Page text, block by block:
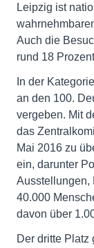
Leipzig ist
Auch die
rund 18
In der
an den 100.
vergeben. Mit
das
Mai 2016 zu
ein, darunter
Ausstellungen,
40.000
davon über
Der dritte Platz